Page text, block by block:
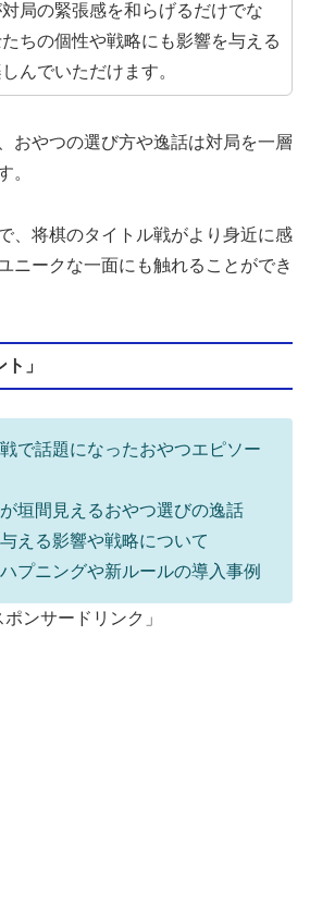
局の緊張感を和らげるだけでな
たちの個性や戦略にも影響を与える
んでいただけます。
おやつの選び方や逸話は対局を一層
。
、将棋のタイトル戦がより身近に感
ニークな一面にも触れることができ
」
で話題になったおやつエピソー
垣間見えるおやつ選びの逸話
える影響や戦略について
プニングや新ルールの導入事例
ポンサードリンク」